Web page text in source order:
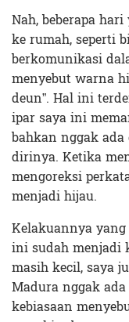
Nah, beberapa
ke rumah, seperti
berkomunikasi
menyebut warna
deun”. Hal ini
ipar saya ini
bahkan nggak
dirinya. Ketika
mengoreksi
menjadi hijau.
Kelakuannya
ini sudah menjadi
masih kecil, saya
Madura nggak
kebiasaan